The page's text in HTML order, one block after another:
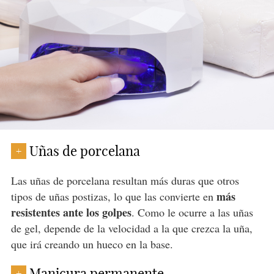
+ Uñas de porcelana
Las uñas de porcelana resultan más duras que otros
tipos de uñas postizas, lo que las convierte en más
resistentes ante los golpes. Como le ocurre a las uñas
de gel, depende de la velocidad a la que crezca la uña,
que irá creando un hueco en la base.